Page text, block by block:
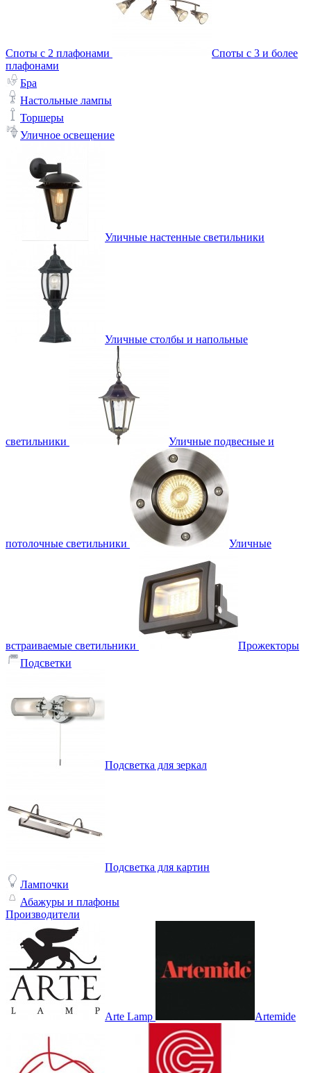
Споты с 2 плафонами
Споты с 3 и более
плафонами
Бра
Настольные лампы
Торшеры
Уличное освещение
Уличные настенные светильники
Уличные столбы и напольные
светильники Уличные подвесные и
потолочные светильники Уличные
встраиваемые светильники
Прожекторы
Подсветки
Подсветка для зеркал
Подсветка для картин
Лампочки
Абажуры и плафоны
Производители
Arte Lamp Artemide